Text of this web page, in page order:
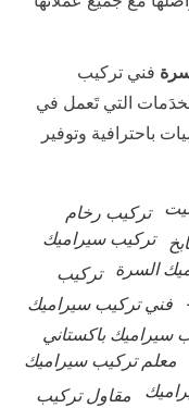
فني تركيب
التي تَعمل في
باحترافية وتوفير
تركيب رخام
تركيب سيراميك
السرة
تركيب
فني تركيب سيراميك
سيراميك باكستاني
معلم تركيب سيراميك
مقاول تركيب